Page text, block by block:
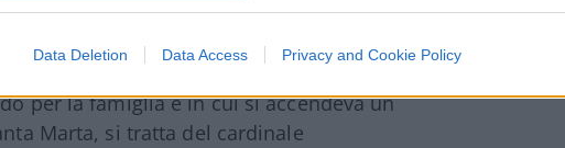
Data Deletion Data Access Privacy and Cookie Policy
riottoso, a chiamare a consulto il
felice esperienza del
da ben 15 porpore l’impostazione
per la famiglia e in cui si accendeva un
Marta, si tratta del cardinale